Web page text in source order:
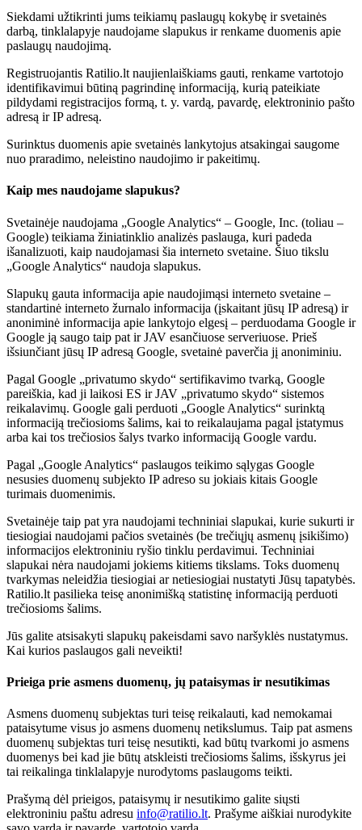
Siekdami užtikrinti jums teikiamų paslaugų kokybę ir svetainės
darbą, tinklalapyje naudojame slapukus ir renkame duomenis apie
paslaugų naudojimą.
Registruojantis Ratilio.lt naujienlaiškiams gauti, renkame vartotojo
identifikavimui būtiną pagrindinę informaciją, kurią pateikiate
pildydami registracijos formą, t. y. vardą, pavardę, elektroninio pašto
adresą ir IP adresą.
Surinktus duomenis apie svetainės lankytojus atsakingai saugome
nuo praradimo, neleistino naudojimo ir pakeitimų.
Kaip mes naudojame slapukus?
Svetainėje naudojama „Google Analytics“ – Google, Inc. (toliau –
Google) teikiama žiniatinklio analizės paslauga, kuri padeda
išanalizuoti, kaip naudojamasi šia interneto svetaine. Šiuo tikslu
„Google Analytics“ naudoja slapukus.
Slapukų gauta informacija apie naudojimąsi interneto svetaine –
standartinė interneto žurnalo informacija (įskaitant jūsų IP adresą) ir
anoniminė informacija apie lankytojo elgesį – perduodama Google ir
Google ją saugo taip pat ir JAV esančiuose serveriuose. Prieš
išsiunčiant jūsų IP adresą Google, svetainė paverčia jį anoniminiu.
Pagal Google „privatumo skydo“ sertifikavimo tvarką, Google
pareiškia, kad ji laikosi ES ir JAV „privatumo skydo“ sistemos
reikalavimų. Google gali perduoti „Google Analytics“ surinktą
informaciją trečiosioms šalims, kai to reikalaujama pagal įstatymus
arba kai tos trečiosios šalys tvarko informaciją Google vardu.
Pagal „Google Analytics“ paslaugos teikimo sąlygas Google
nesusies duomenų subjekto IP adreso su jokiais kitais Google
turimais duomenimis.
Svetainėje taip pat yra naudojami techniniai slapukai, kurie sukurti ir
tiesiogiai naudojami pačios svetainės (be trečiųjų asmenų įsikišimo)
informacijos elektroniniu ryšio tinklu perdavimui. Techniniai
slapukai nėra naudojami jokiems kitiems tikslams. Toks duomenų
tvarkymas neleidžia tiesiogiai ar netiesiogiai nustatyti Jūsų tapatybės.
Ratilio.lt pasilieka teisę anonimišką statistinę informaciją perduoti
trečiosioms šalims.
Jūs galite atsisakyti slapukų pakeisdami savo naršyklės nustatymus.
Kai kurios paslaugos gali neveikti!
Prieiga prie asmens duomenų, jų pataisymas ir nesutikimas
Asmens duomenų subjektas turi teisę reikalauti, kad nemokamai
pataisytume visus jo asmens duomenų netikslumus. Taip pat asmens
duomenų subjektas turi teisę nesutikti, kad būtų tvarkomi jo asmens
duomenys bei kad jie būtų atskleisti trečiosioms šalims, išskyrus jei
tai reikalinga tinklalapyje nurodytoms paslaugoms teikti.
Prašymą dėl prieigos, pataisymų ir nesutikimo galite siųsti
elektroniniu paštu adresu info@ratilio.lt. Prašyme aiškiai nurodykite